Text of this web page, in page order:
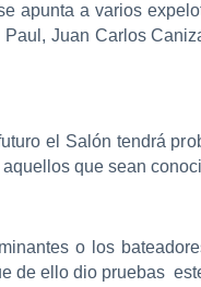
apunta a varios
Juan Carlos
el Salón tendrá
que sean
o los
de ello dio pruebas